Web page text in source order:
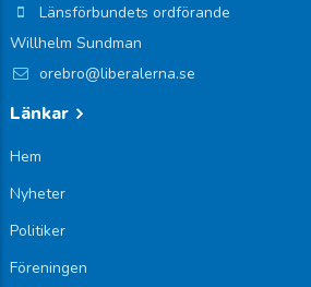
Länsförbundets ordförande
Willhelm Sundman
orebro@liberalerna.se
Länkar
Hem
Nyheter
Politiker
Föreningen